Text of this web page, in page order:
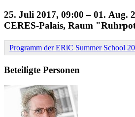
25. Juli 2017, 09:00 – 01. Aug.
CERES-Palais, Raum
Programm der ERiC Summer School
Beteiligte Personen